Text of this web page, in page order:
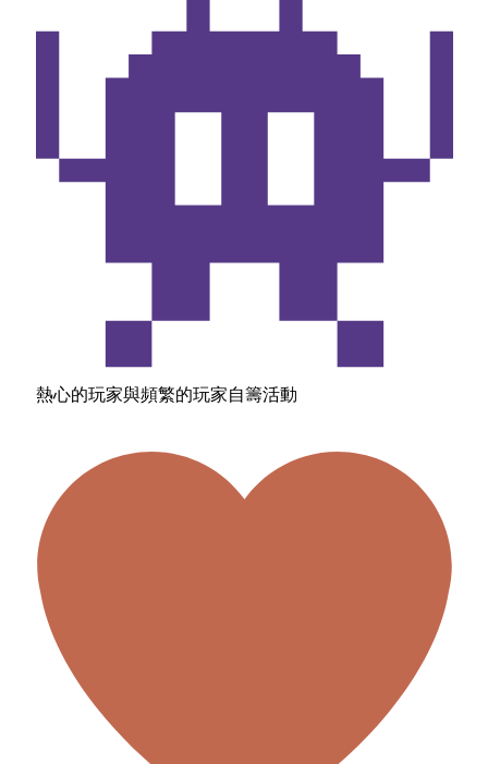
熱心的玩家與頻繁的玩家自籌活動